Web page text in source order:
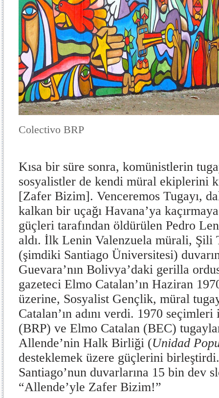
Colectivo BRP
Kısa bir süre sonra, komünistlerin
sosyalistler de kendi müral ekiplerini
[Zafer Bizim]. Venceremos Tugayı,
kalkan bir uçağı Havana’ya
güçleri tarafından öldürülen Pedro
aldı. İlk Lenin Valenzuela mürali, Şili
(şimdiki Santiago Üniversitesi)
Guevara’nın Bolivya’daki gerilla
gazeteci Elmo Catalan’ın Haziran
üzerine, Sosyalist Gençlik, müral
Catalan’ın adını verdi. 1970
(BRP) ve Elmo Catalan (BEC)
Allende’nin Halk Birliği (Unidad
desteklemek üzere güçlerini
Santiago’nun duvarlarına 15 bin dev
“Allende’yle Zafer Bizim!”